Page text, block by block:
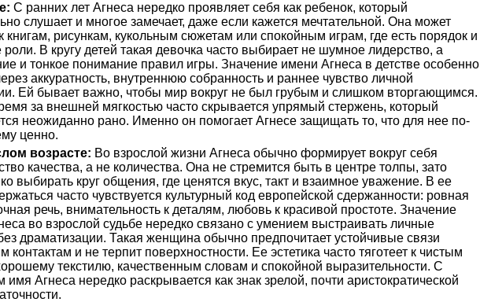
С ранних лет Агнеса нередко проявляет себя как ребенок, который
слушает и многое замечает, даже если кажется мечтательной. Она может
книгам, рисункам, кукольным сюжетам или спокойным играм, где есть порядок и
В кругу детей такая девочка часто выбирает не шумное лидерство, а
и тонкое понимание правил игры. Значение имени Агнеса в детстве особенно
аккуратность, внутреннюю собранность и раннее чувство личной
Ей бывает важно, чтобы мир вокруг не был грубым и слишком вторгающимся.
за внешней мягкостью часто скрывается упрямый стержень, который
неожиданно рано. Именно он помогает Агнесе защищать то, что для нее по-
ценно.
возрасте: Во взрослой жизни Агнеса обычно формирует вокруг себя
качества, а не количества. Она не стремится быть в центре толпы, зато
выбирать круг общения, где ценятся вкус, такт и взаимное уважение. В ее
часто чувствуется культурный код европейской сдержанности: ровная
речь, внимательность к деталям, любовь к красивой простоте. Значение
во взрослой судьбе нередко связано с умением выстраивать личные
драматизации. Такая женщина обычно предпочитает устойчивые связи
контактам и не терпит поверхностности. Ее эстетика часто тяготеет к чистым
текстилю, качественным словам и спокойной выразительности. С
имя Агнеса нередко раскрывается как знак зрелой, почти аристократической